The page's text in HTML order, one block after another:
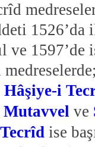
1526’da
ve 1597’de
Hâşiye-i
Mutavvel ve
ise